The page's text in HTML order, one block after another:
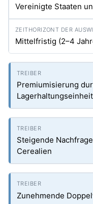
Vereinigte Staaten
Mittelfristig (2–4
Premiumisierung
Steigende
Cerealien
Zunehmende